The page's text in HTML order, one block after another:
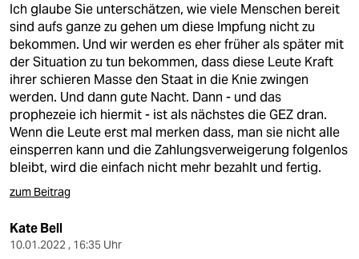
Ich glaube Sie unterschätzen, wie viele Menschen bereit
sind aufs ganze zu gehen um diese Impfung nicht zu
bekommen. Und wir werden es eher früher als später mit
der Situation zu tun bekommen, dass diese Leute Kraft
ihrer schieren Masse den Staat in die Knie zwingen
werden. Und dann gute Nacht. Dann - und das
prophezeie ich hiermit - ist als nächstes die GEZ dran.
Wenn die Leute erst mal merken dass, man sie nicht alle
einsperren kann und die Zahlungsverweigerung folgenlos
bleibt, wird die einfach nicht mehr bezahlt und fertig.
zum Beitrag
Kate Bell
10.01.2022 , 16:35 Uhr